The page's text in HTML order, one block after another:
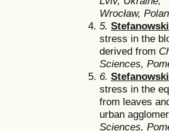
Wrocław,
5.
stress in the
derived from
Sciences,
6.
stress in the
from leaves
urban
Sciences,